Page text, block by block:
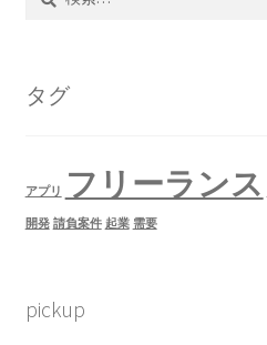
タグ
アプリ フリーランス
開発 請負案件 起業 需要
pickup